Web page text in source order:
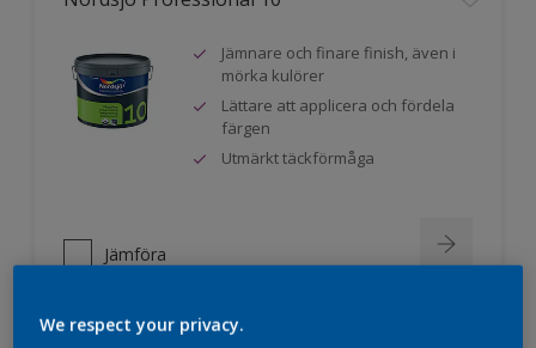
Jämnare och finare finish, även i
mörka kulörer
Lättare att applicera och fördela
färgen
Utmärkt täckförmåga
Jämföra
We respect your privacy.